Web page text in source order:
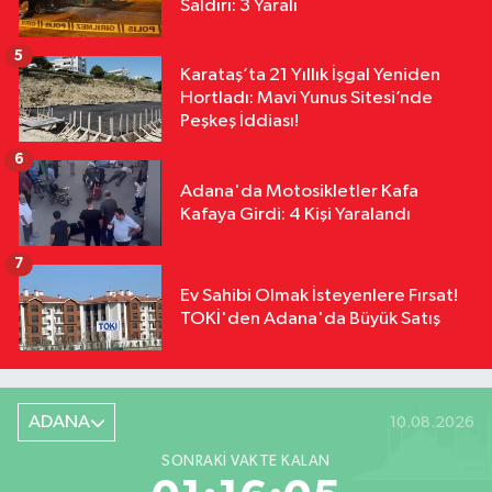
Saldırı: 3 Yaralı
Karataş’ta 21 Yıllık İşgal Yeniden
Hortladı: Mavi Yunus Sitesi’nde
Peşkeş İddiası!
5
Adana'da Motosikletler Kafa
Kafaya Girdi: 4 Kişi Yaralandı
6
Ev Sahibi Olmak İsteyenlere Fırsat!
TOKİ'den Adana'da Büyük Satış
7
ADANA 10.08.2026
SONRAKI VAKTE KALAN